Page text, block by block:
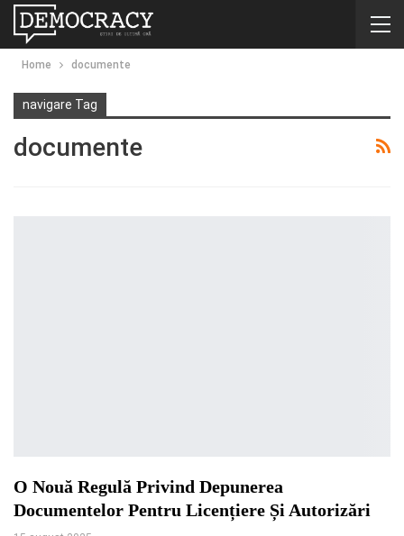
Home documente
navigare Tag
documente
O Nouă Regulă Privind Depunerea
Documentelor Pentru Licențiere Și Autorizări